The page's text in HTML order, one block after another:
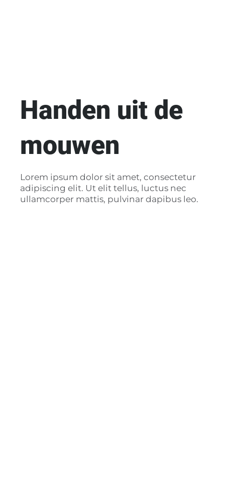
Handen uit de
mouwen
Lorem ipsum dolor sit amet, consectetur
adipiscing elit. Ut elit tellus, luctus nec
ullamcorper mattis, pulvinar dapibus leo.